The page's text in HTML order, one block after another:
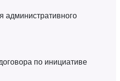
административного
по инициативе